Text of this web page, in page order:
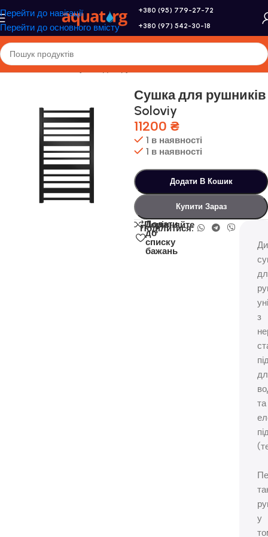
Перейти до навігації
Перейти до основного вмісту
+380 (95) 779-27-72
+380 (97) 542-30-18
Головна/Genesis/Сушка для рушників
Сушка для рушників
Soloviy
11200 ₴
1 в наявності
1 в наявності
Додати В Кошик
Купити Зараз
Порівняйте
Додати
до
списку
бажань
Поділитися:
з
та
у